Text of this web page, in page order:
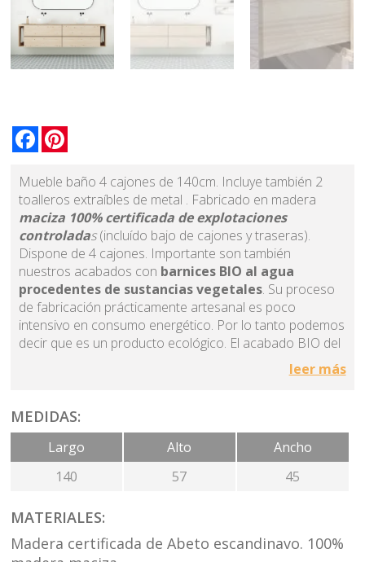
Facebook
Mueble baño 4 cajones de 140cm. Incluye también 2
toalleros extraíbles de metal . Fabricado en madera
maciza 100% certificada de explotaciones
controladas(incluído bajo de cajones y traseras).
Dispone de 4 cajones. Importante son también
nuestros acabados con barnices BIO al agua
procedentes de sustancias vegetales. Su proceso
de fabricación prácticamente artesanal es poco
intensivo en consumo energético. Por lo tanto podemos
decir que es un producto ecológico. El acabado BIO del
mueble de baño ofrece una protección igual o superior
a los barnices convencionales. En consecuencia este
lavabo de sobre encimera o lavabo pileta. Diseño
funcional y atemporal ajeno a la caducidad de las
modas. La naturalidad de la madera ofrece bienestar y
originalidad a tu baño. Las guías de los cajones de los
muebles de baño son metálicas de extracción total y
puede verse el detalle en una de las fotos de la galería.
Muchas veces surgen dudas sobre el comportamiento
leer más
MEDIDAS:
Largo
140
Alto
57
Ancho
45
MATERIALES:
Madera certificada de Abeto escandinavo. 100%